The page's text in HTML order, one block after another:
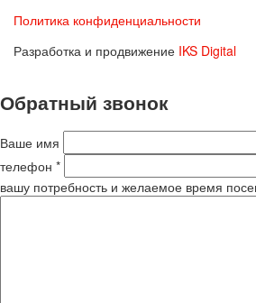
Политика конфиденциальности
Разработка и продвижение IKS Digital
Обратный звонок
Ваше имя
телефон *
вашу потребность и желаемое время